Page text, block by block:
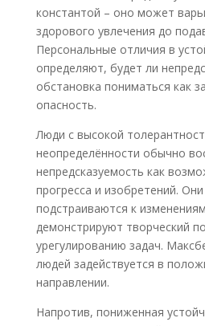
константой – оно может
здорового увлечения до
Персональные отличия в
определяют, будет ли
обстановка пониматься как
опасность.
Люди с высокой
неопределённости обычно
непредсказуемость как
прогресса и изобретений.
подстраиваются к
демонстрируют творческий
урегулированию задач.
людей задействуется в
направлении.
Напротив, пониженная